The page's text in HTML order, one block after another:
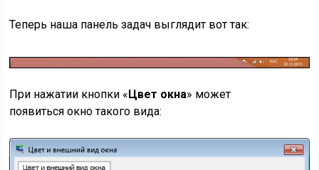
Теперь наша панель задач выглядит вот так:
При нажатии кнопки « Цвет окна» может
появиться окно такого вида: